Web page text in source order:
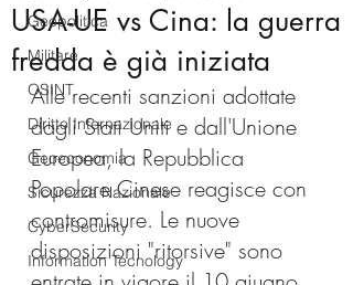
Geopolitica
Militare
OSINT
Diritto Internazionale
Geoeconomia
Sicurezza Nazionale
CyberSecurity
Information Tecnology
USA-UE vs Cina: la guerra
fredda è già iniziata
Alle recenti sanzioni adottate
dagli Stati Uniti e dall'Unione
Europea, la Repubblica
Popolare Cinese reagisce con
contromisure. Le nuove
disposizioni "ritorsive" sono